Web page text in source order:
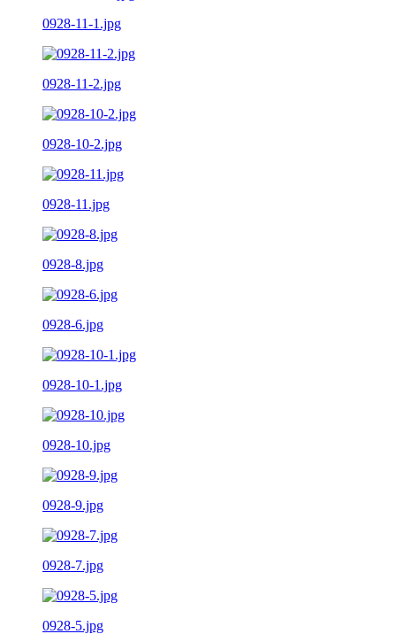
0928-11-1.jpg
0928-11-2.jpg
0928-10-2.jpg
0928-11.jpg
0928-8.jpg
0928-6.jpg
0928-10-1.jpg
0928-10.jpg
0928-9.jpg
0928-7.jpg
0928-5.jpg